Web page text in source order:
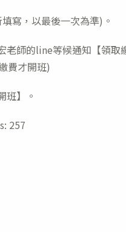
寫，以最後一次為準)。
老師的line等候通知【領取
費才開班)
班】。
257